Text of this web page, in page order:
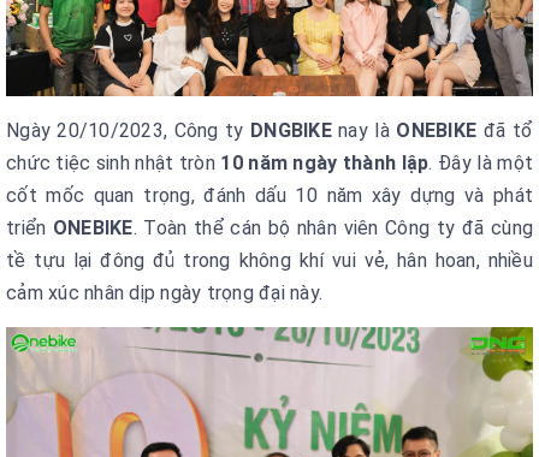
Ngày 20/10/2023, Công ty DNGBIKEnay là ONEBIKE đã tổ
chức tiệc sinh nhật tròn 10 năm ngày thành lập. Đây là một
cốt mốc quan trọng, đánh dấu 10 năm xây dựng và phát
triển ONEBIKE. Toàn thể cán bộ nhân viên Công ty đã cùng
tề tựu lại đông đủ trong không khí vui vẻ, hân hoan, nhiều
cảm xúc nhân dịp ngày trọng đại này.